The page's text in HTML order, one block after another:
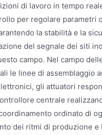
di lavoro in tempo
per regolare parametri
la stabilità e la
del segnale dei siti
campo. Nel campo
le linee di assemblaggio
gli attuatori
centrale
ordinato di
dei ritmi di produzione